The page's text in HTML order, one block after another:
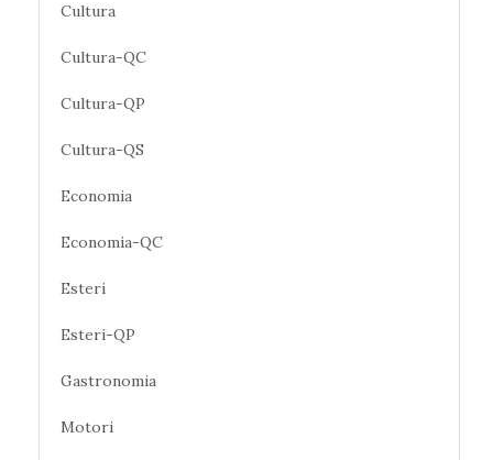
Cultura
Cultura-QC
Cultura-QP
Cultura-QS
Economia
Economia-QC
Esteri
Esteri-QP
Gastronomia
Motori